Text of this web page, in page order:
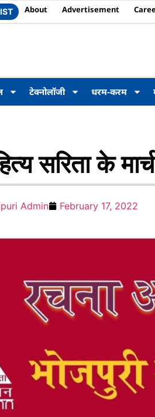
About Advertisement
टेक्नोलॉजी धरम-करम
सरिता के
Admin February 17, 2022